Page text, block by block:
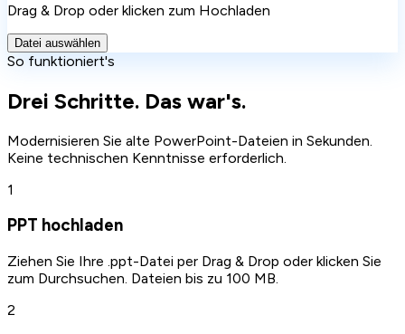
Drag & Drop oder klicken zum Hochladen
Datei auswählen
So funktioniert's
Drei Schritte. Das war's.
Modernisieren Sie alte PowerPoint-Dateien in Sekunden.
Keine technischen Kenntnisse erforderlich.
1
PPT hochladen
Ziehen Sie Ihre .ppt-Datei per Drag & Drop oder klicken Sie
zum Durchsuchen. Dateien bis zu 100 MB.
2